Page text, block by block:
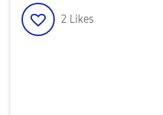
2 Likes